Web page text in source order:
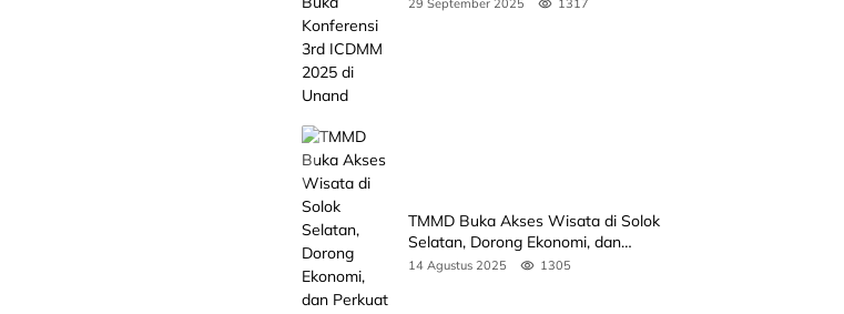
29 September 2025 1317
TMMD Buka Akses Wisata di Solok
Selatan, Dorong Ekonomi, dan
Perkuat Peran Masyarakat
14 Agustus 2025 1305